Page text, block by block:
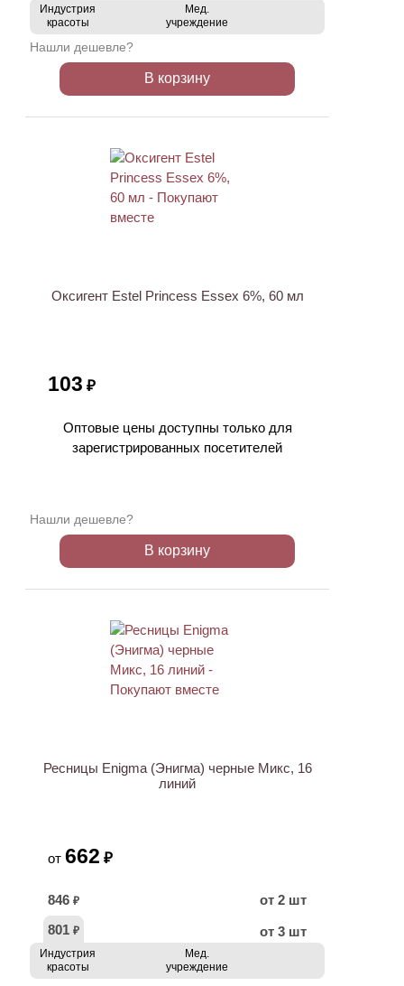
Индустрия
красоты
Мед.
учреждение
Нашли дешевле?
В корзину
Оксигент Estel Princess Essex 6%, 60 мл
103 ₽
Оптовые цены доступны только для
зарегистрированных посетителей
Нашли дешевле?
В корзину
Ресницы Enigma (Энигма) черные Микс, 16
линий
от 662 ₽
846 ₽
от 2 шт
801 ₽ от 3 шт
Индустрия
красоты
Мед.
учреждение